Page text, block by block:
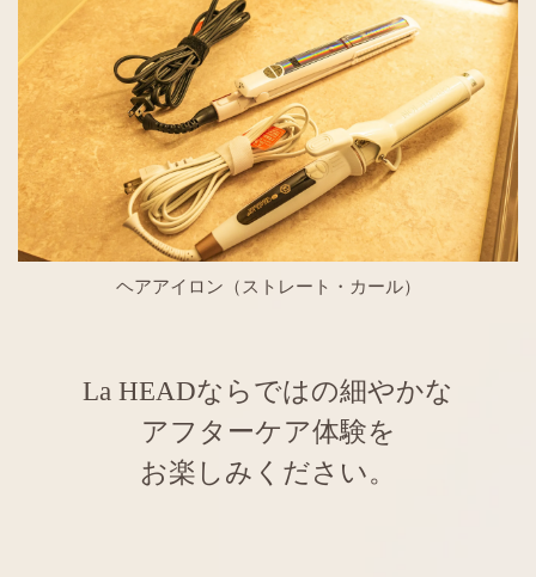
ヘアアイロン（ストレート・カール）
La HEADならではの細やかな
アフターケア体験を
お楽しみください。